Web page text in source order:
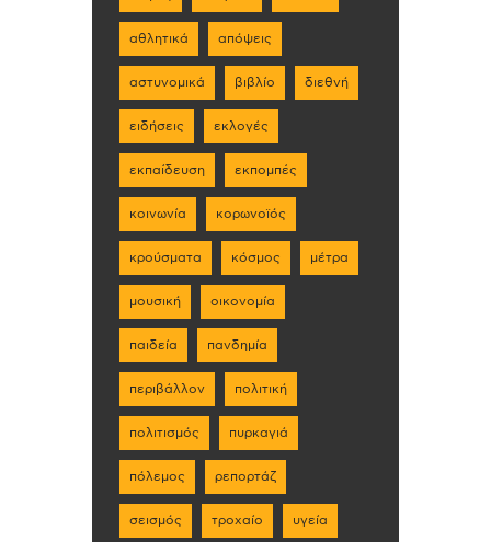
αθλητικά απόψεις
αστυνομικά βιβλίο διεθνή
ειδήσεις εκλογές
εκπαίδευση εκπομπές
κοινωνία κορωνοϊός
κρούσματα κόσμος μέτρα
μουσική οικονομία
παιδεία πανδημία
περιβάλλον πολιτική
πολιτισμός πυρκαγιά
πόλεμος ρεπορτάζ
σεισμός τροχαίο υγεία